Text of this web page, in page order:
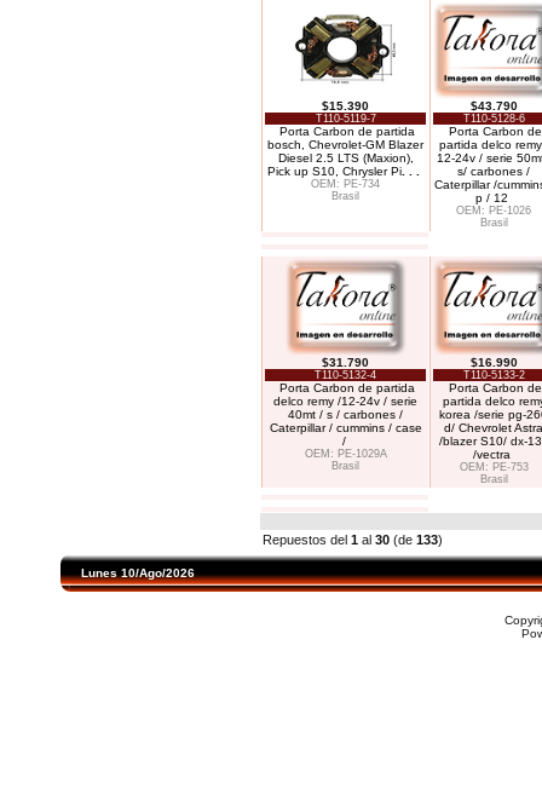
$15.390
T110-5119-7
Porta Carbon de partida
bosch, Chevrolet-GM Blazer
Diesel 2.5 LTS (Maxion),
Pick up S10, Chrysler Pi
OEM: PE-734
Brasil
$43.790
T110-5128-6
Porta Carbon de
partida delco
12-24v / serie
s/ carbones /
Caterpillar /
p / 12
OEM: PE-1026
Brasil
$31.790
T110-5132-4
Porta Carbon de partida
delco remy /12-24v / serie
40mt / s / carbones /
Caterpillar / cummins / case
/
OEM: PE-1029A
Brasil
$16.990
T110-5133-2
Porta Carbon de
partida delco
korea /serie pg-
d/ Chevrolet Astra
/blazer S10/ dx-
/vectra
OEM: PE-753
Brasil
Repuestos del 1 al 30 (de 133)
Lunes 10/Ago/2026